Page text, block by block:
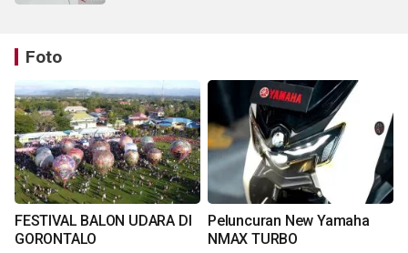
Foto
FESTIVAL BALON UDARA DI
GORONTALO
Peluncuran New Yamaha
NMAX TURBO